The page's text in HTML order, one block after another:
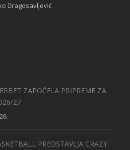
Dragosavljević
ZAPOČELA PRIPREME ZA
27
PREDSTAVLJA CRAZY